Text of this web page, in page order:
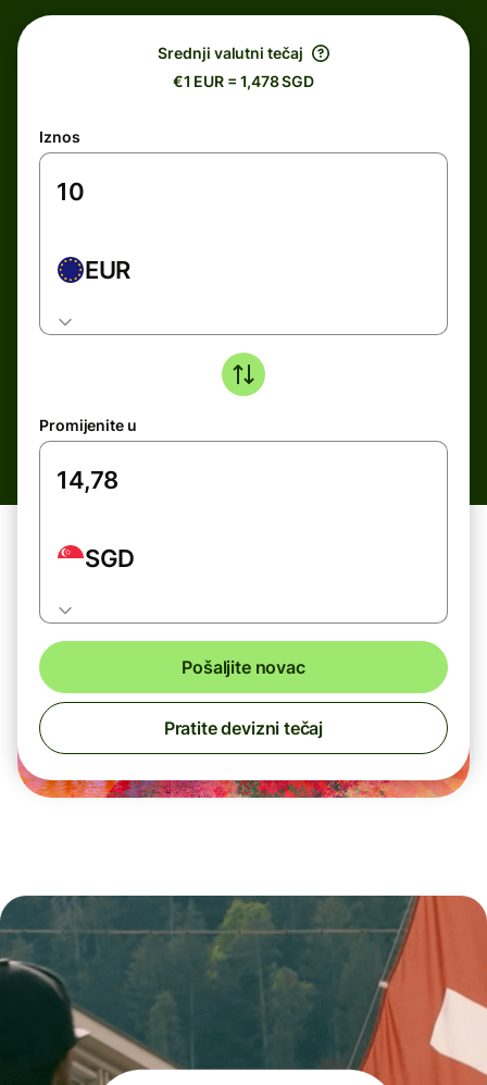
Srednji valutni tečaj
€1 EUR = 1,478 SGD
Iznos
EUR
Promijenite u
SGD
Pošaljite novac
Pratite devizni tečaj